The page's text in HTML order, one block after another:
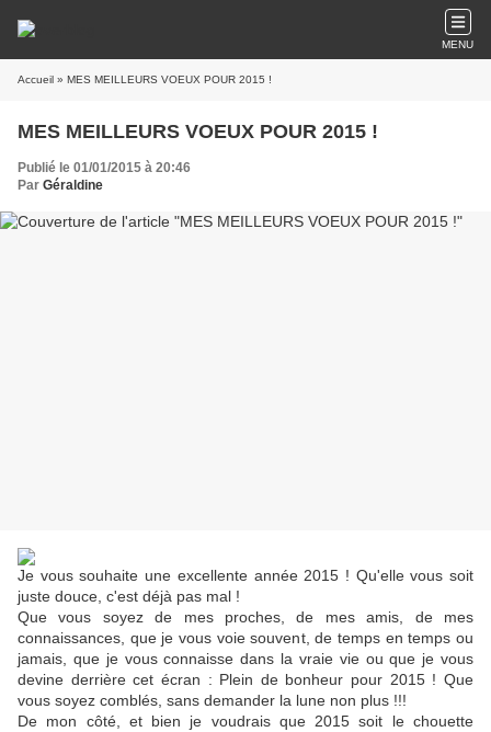
MENU
Accueil » MES MEILLEURS VOEUX POUR 2015 !
MES MEILLEURS VOEUX POUR 2015 !
Publié le 01/01/2015 à 20:46
Par Géraldine
Je vous souhaite une excellente année 2015 ! Qu'elle vous soit
juste douce, c'est déjà pas mal !
Que vous soyez de mes proches, de mes amis, de mes
connaissances, que je vous voie souvent, de temps en temps ou
jamais, que je vous connaisse dans la vraie vie ou que je vous
devine derrière cet écran : Plein de bonheur pour 2015 ! Que
vous soyez comblés, sans demander la lune non plus !!!
De mon côté, et bien je voudrais que 2015 soit le chouette